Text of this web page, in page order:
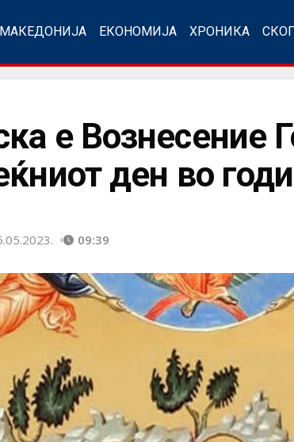
МАКЕДОНИЈА ЕКОНОМИЈА ХРОНИКА
е Вознесение
ден во
09:39